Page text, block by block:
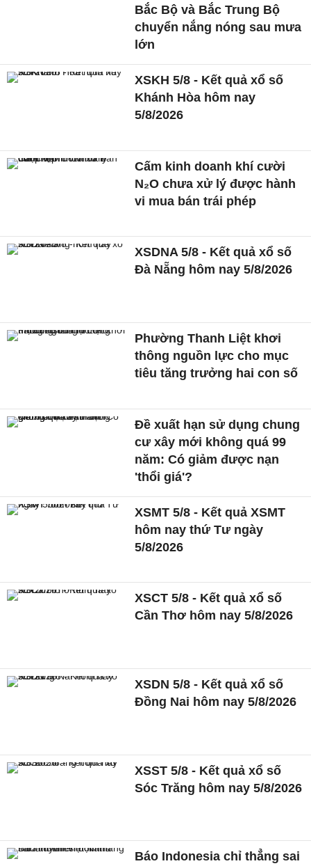
Bắc Bộ và Bắc Trung Bộ
chuyển nắng nóng sau mưa
lớn
XSKH 5/8 - Kết quả xổ số
Khánh Hòa hôm nay
5/8/2026
Cấm kinh doanh khí cười
N₂O chưa xử lý được hành
vi mua bán trái phép
XSDNA 5/8 - Kết quả xổ số
Đà Nẵng hôm nay 5/8/2026
Phường Thanh Liệt khơi
thông nguồn lực cho mục
tiêu tăng trưởng hai con số
Đề xuất hạn sử dụng chung
cư xây mới không quá 99
năm: Có giảm được nạn
'thổi giá'?
XSMT 5/8 - Kết quả XSMT
hôm nay thứ Tư ngày
5/8/2026
XSCT 5/8 - Kết quả xổ số
Cần Thơ hôm nay 5/8/2026
XSDN 5/8 - Kết quả xổ số
Đồng Nai hôm nay 5/8/2026
XSST 5/8 - Kết quả xổ số
Sóc Trăng hôm nay 5/8/2026
Báo Indonesia chỉ thẳng sai